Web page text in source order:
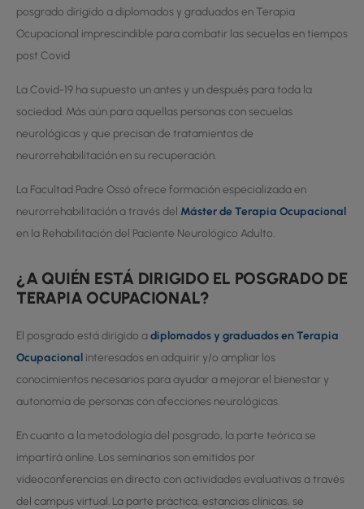
posgrado dirigido a diplomados y graduados en Terapia
Ocupacional imprescindible para combatir las secuelas en tiempos
post Covid
La Covid-19 ha supuesto un antes y un después para toda la
sociedad. Más aún para aquellas personas con secuelas
neurológicas y que precisan de tratamientos de
neurorrehabilitación en su recuperación.
La Facultad Padre Ossó ofrece formación especializada en
neurorrehabilitación a través del Máster de Terapia Ocupacional
en la Rehabilitación del Paciente Neurológico Adulto.
¿A QUIÉN ESTÁ DIRIGIDO EL POSGRADO DE
TERAPIA OCUPACIONAL?
El posgrado está dirigido adiplomados y graduados en Terapia
Ocupacional interesados en adquirir y/o ampliar los
conocimientos necesarios para ayudar a mejorar el bienestar y
autonomía de personas con afecciones neurológicas.
En cuanto a la metodología del posgrado, la parte teórica se
impartirá online. Los seminarios son emitidos por
videoconferencias en directo con actividades evaluativas a través
del campus virtual. La parte práctica, estancias clínicas, se